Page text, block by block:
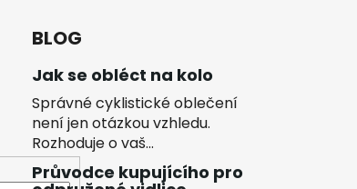
BLOG
Jak se obléct na kolo
Správné cyklistické oblečení
není jen otázkou vzhledu.
Rozhoduje o vaš...
Průvodce kupujícího pro